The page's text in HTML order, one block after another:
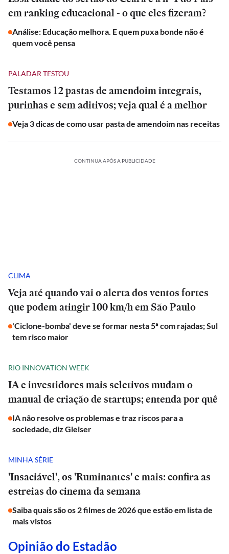
em ranking educacional - o que eles fizeram?
Análise: Educação melhora. E quem puxa bonde não é
quem você pensa
PALADAR TESTOU
Testamos 12 pastas de amendoim integrais,
purinhas e sem aditivos; veja qual é a melhor
Veja 3 dicas de como usar pasta de amendoim nas receitas
CONTINUA APÓS A PUBLICIDADE
CLIMA
Veja até quando vai o alerta dos ventos fortes
que podem atingir 100 km/h em São Paulo
'Ciclone-bomba' deve se formar nesta 5ª com rajadas; Sul
tem risco maior
RIO INNOVATION WEEK
IA e investidores mais seletivos mudam o
manual de criação de startups; entenda por quê
IA não resolve os problemas e traz riscos para a
sociedade, diz Gleiser
MINHA SÉRIE
'Insaciável', os 'Ruminantes' e mais: confira as
estreias do cinema da semana
Saiba quais são os 2 filmes de 2026 que estão em lista de
mais vistos
Opinião do Estadão